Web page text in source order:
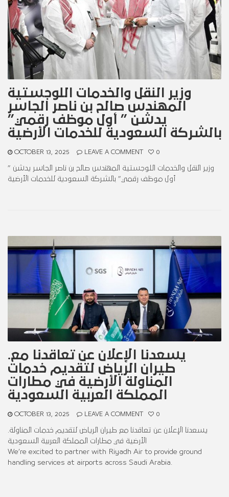
وزير النقل والخدمات اللوجستية
المهندس صالح بن ناصر الجاسر
يدشن ” أول موظف رقمي”
بالشركة السعودية للخدمات الأرضية
OCTOBER 13, 2025 LEAVE A COMMENT 0
وزير النقل والخدمات اللوجستية المهندس صالح بن ناصر الجاسر يدشن ”
أول موظف رقمي” بالشركة السعودية للخدمات الأرضية
.يسعدنا الإعلان عن تعاقدنا مع
طيران الرياض لتقديم خدمات
المناولة الأرضية في مطارات
المملكة العربية السعودية
OCTOBER 13, 2025 LEAVE A COMMENT 0
الأرضية في مطارات المملكة العربية السعودية
We’re excited to partner with Riyadh Air to provide ground
handling services at airports across Saudi Arabia.